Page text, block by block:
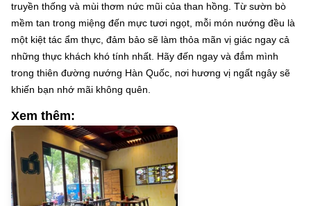
truyền thống và mùi thơm nức mũi của than hồng. Từ sườn bò
mềm tan trong miệng đến mực tươi ngọt, mỗi món nướng đều là
một kiệt tác ẩm thực, đảm bảo sẽ làm thỏa mãn vị giác ngay cả
những thực khách khó tính nhất. Hãy đến ngay và đắm mình
trong thiên đường nướng Hàn Quốc, nơi hương vị ngất ngây sẽ
khiến bạn nhớ mãi không quên.
Xem thêm: